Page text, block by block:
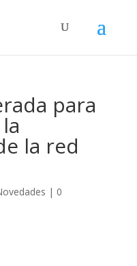
para
la red
| 0